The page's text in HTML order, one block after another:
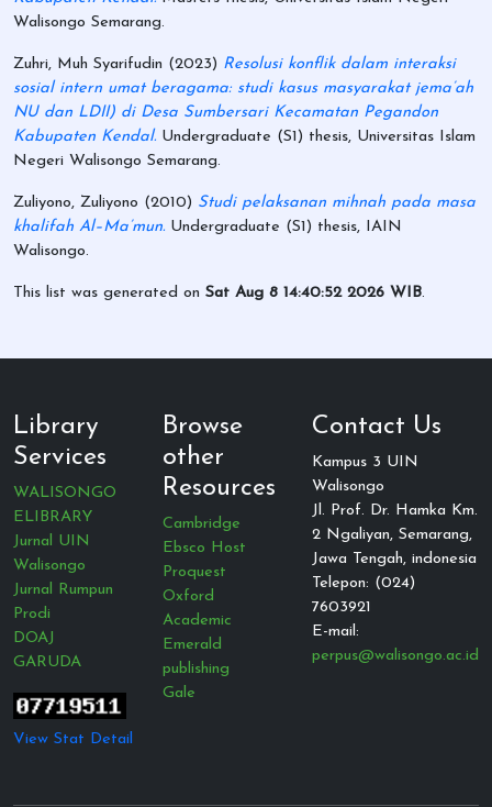
Walisongo Semarang.
Zuhri, Muh Syarifudin (2023) Resolusi konflik dalam interaksi
sosial intern umat beragama: studi kasus masyarakat jema’ah
NU dan LDII) di Desa Sumbersari Kecamatan Pegandon
Kabupaten Kendal. Undergraduate (S1) thesis, Universitas Islam
Negeri Walisongo Semarang.
Zuliyono, Zuliyono (2010) Studi pelaksanan mihnah pada masa
khalifah Al–Ma’mun. Undergraduate (S1) thesis, IAIN
Walisongo.
This list was generated on Sat Aug 8 14:40:52 2026 WIB.
Library
Services
WALISONGO
ELIBRARY
Jurnal UIN
Walisongo
Jurnal Rumpun
Prodi
DOAJ
GARUDA
View Stat Detail
Browse
other
Resources
Cambridge
Ebsco Host
Proquest
Oxford
Academic
Emerald
publishing
Gale
Contact Us
Kampus 3 UIN
Walisongo
Jl. Prof. Dr. Hamka Km.
2 Ngaliyan, Semarang,
Jawa Tengah, indonesia
Telepon: (024)
7603921
E-mail:
perpus@walisongo.ac.id